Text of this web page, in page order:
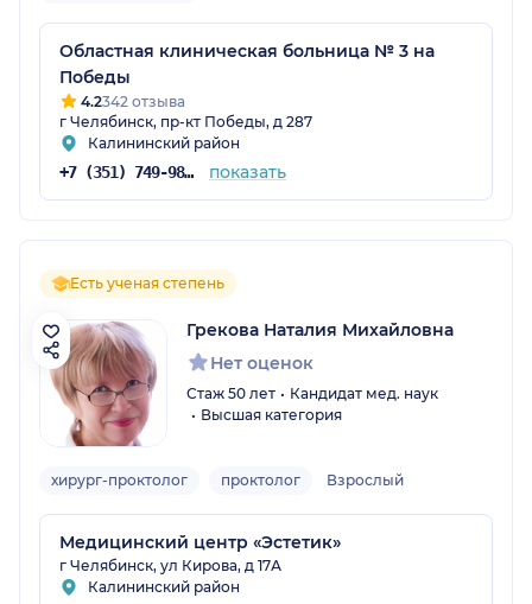
Областная клиническая больница № 3 на
Победы
4.2342 отзыва
г Челябинск, пр-кт Победы, д 287
Калининский район
+7 (351) 749-98-51 показать
Есть ученая степень
Грекова Наталия Михайловна
Нет оценок
Стаж 50 лет
Кандидат мед. наук
Высшая категория
хирург-проктолог проктолог Взрослый
Медицинский центр «Эстетик»
г Челябинск, ул Кирова, д 17А
Калининский район